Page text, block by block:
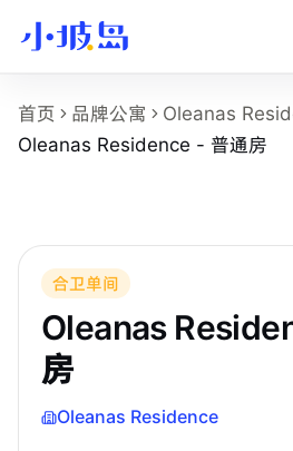
Oleanas Residence - 普
这个页面展示Oleanas Residence
所在区域：Orchard。
附近地铁：Great World (TE15)，
参考月租：S$2,200 /月起，最终
附近学校：Singapore
首页 品牌公寓
Oleanas
Oleanas Residence - 普通房
合卫单间
Oleanas
房
Oleanas Residence